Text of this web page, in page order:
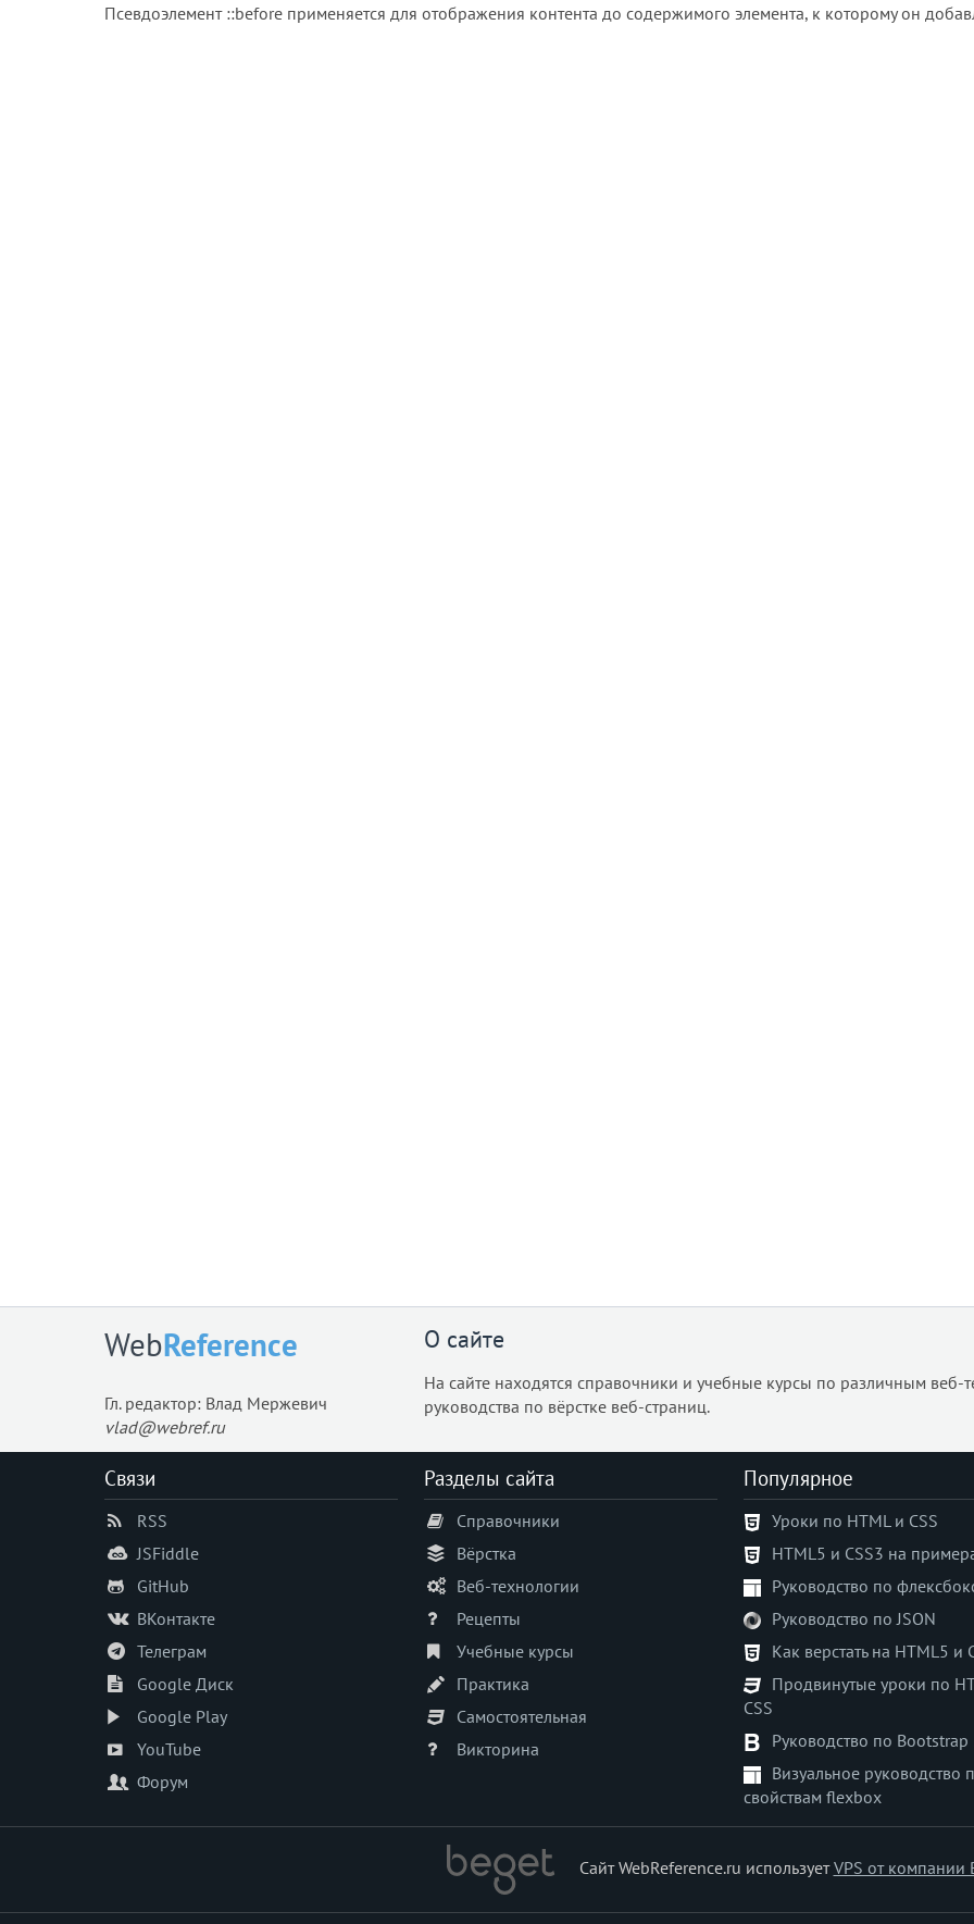
Псевдоэлемент ::before применяется для отображения контента до содержимого элемента, к которому он
WebReference
Гл. редактор: Влад Мержевич
vlad@webref.ru
О сайте
На сайте находятся справочники и учебные курсы по различным веб-
руководства по вёрстке веб-страниц.
Связи
RSS
JSFiddle
GitHub
ВКонтакте
Телеграм
Google Диск
Google Play
YouTube
Форум
Разделы сайта
Справочники
Вёрстка
Веб-технологии
Рецепты
Учебные курсы
Практика
Самостоятельная
Викторина
Популярное
Уроки по HTML и CSS
HTML5 и CSS3 на
Руководство по
Руководство по JSON
Как верстать на HTML5 и
Продвинутые уроки по
CSS
Руководство по Bootstrap
Визуальное руководство
свойствам flexbox
Сайт WebReference.ru используетVPS от компании